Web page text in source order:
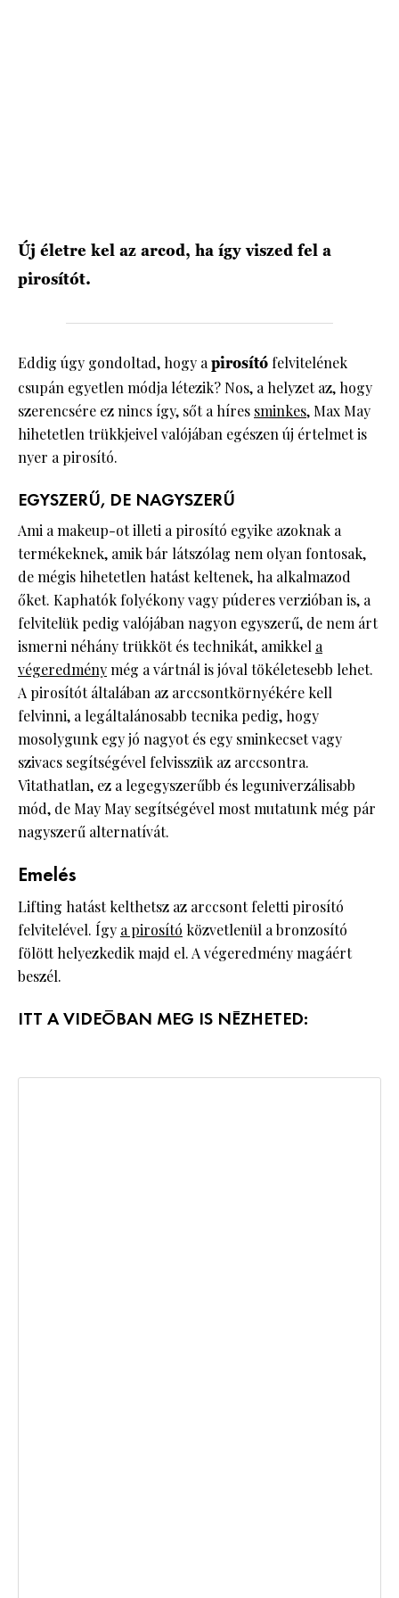
Új életre kel az arcod, ha így viszed fel a
pirosítót.
Eddig úgy gondoltad, hogy apirosító felvitelének
csupán egyetlen módja létezik? Nos, a helyzet az, hogy
szerencsére ez nincs így, sőt a híres sminkes, Max May
hihetetlen trükkjeivel valójában egészen új értelmet is
nyer a pirosító.
EGYSZERŰ, DE NAGYSZERŰ
Ami a makeup-ot illeti a pirosító egyike azoknak a
termékeknek, amik bár látszólag nem olyan fontosak,
de mégis hihetetlen hatást keltenek, ha alkalmazod
őket. Kaphatók folyékony vagy púderes verzióban is, a
felvitelük pedig valójában nagyon egyszerű, de nem árt
ismerni néhány trükköt és technikát, amikkel a
végeredménymég a vártnál is jóval tökéletesebb lehet.
A pirosítót általában az arccsontkörnyékére kell
felvinni, a legáltalánosabb tecnika pedig, hogy
mosolygunk egy jó nagyot és egy sminkecset vagy
szivacs segítségével felvisszük az arccsontra.
Vitathatlan, ez a legegyszerűbb és leguniverzálisabb
mód, de May May segítségével most mutatunk még pár
nagyszerű alternatívát.
Emelés
Lifting hatást kelthetsz az arccsont feletti pirosító
felvitelével. Így a pirosító közvetlenül a bronzosító
fölött helyezkedik majd el. A végeredmény magáért
beszél.
ITT A VIDEÓBAN MEG IS NÉZHETED: